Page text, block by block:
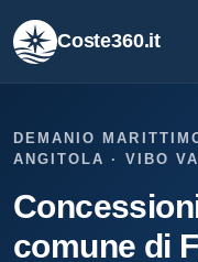
Coste360.it
DEMANIO
ANGITOLA · VIBO
comune di